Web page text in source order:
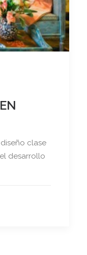
clase
desarrollo